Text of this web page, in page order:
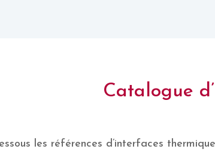
Catalogue
les références d’interfaces